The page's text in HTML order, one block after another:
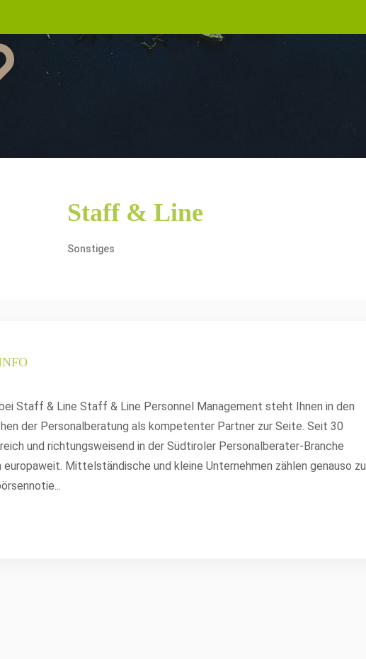
Staff & Line
Sonstiges
Staff & Line Staff & Line Personnel Management steht Ihnen in den
der Personalberatung als kompetenter Partner zur Seite. Seit 30
und richtungsweisend in der Südtiroler Personalberater-Branche
Mittelständische und kleine Unternehmen zählen genauso zu
...